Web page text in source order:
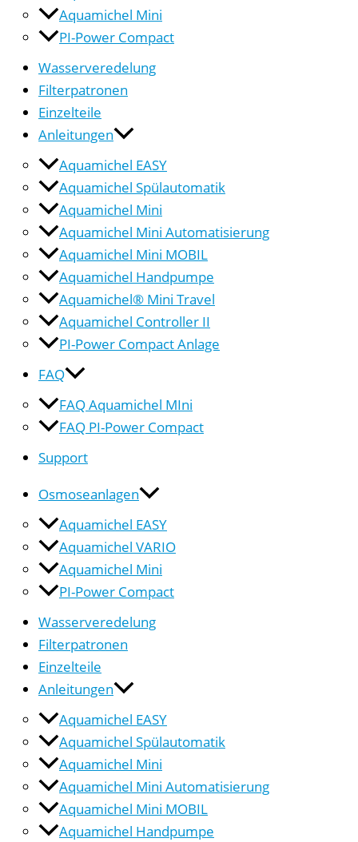
Aquamichel Mini
PI-Power Compact
Wasserveredelung
Filterpatronen
Einzelteile
Anleitungen
Aquamichel EASY
Aquamichel Spülautomatik
Aquamichel Mini
Aquamichel Mini Automatisierung
Aquamichel Mini MOBIL
Aquamichel Handpumpe
Aquamichel® Mini Travel
Aquamichel Controller II
PI-Power Compact Anlage
FAQ
FAQ Aquamichel MIni
FAQ PI-Power Compact
Support
Osmoseanlagen
Aquamichel EASY
Aquamichel VARIO
Aquamichel Mini
PI-Power Compact
Wasserveredelung
Filterpatronen
Einzelteile
Anleitungen
Aquamichel EASY
Aquamichel Spülautomatik
Aquamichel Mini
Aquamichel Mini Automatisierung
Aquamichel Mini MOBIL
Aquamichel Handpumpe